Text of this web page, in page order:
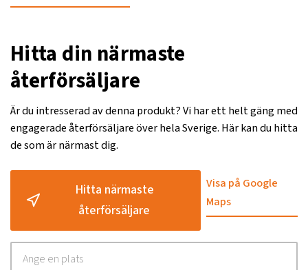
Hitta din närmaste
återförsäljare
Är du intresserad av denna produkt? Vi har ett helt gäng med
engagerade återförsäljare över hela Sverige. Här kan du hitta
de som är närmast dig.
Hitta närmaste
återförsäljare
Visa på Google
Maps